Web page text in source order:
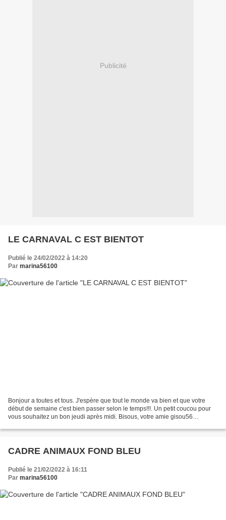
Publicité
LE CARNAVAL C EST BIENTOT
Publié le 24/02/2022 à 14:20
Par marina56100
Bonjour a toutes et tous. J'espère que tout le monde va bien et que votre
début de semaine c'est bien passer selon le temps!!!. Un petit coucou pour
vous souhaitez un bon jeudi après midi. Bisous, votre amie gisou56
CADRE ANIMAUX FOND BLEU
Publié le 21/02/2022 à 16:11
Par marina56100